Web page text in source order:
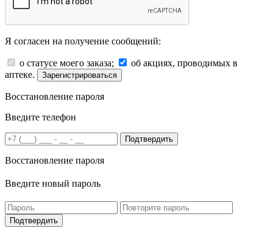
Я согласен на получение сообщений:
о статусе моего заказа;
об акциях, проводимых в
аптеке.
Зарегистрироваться
Восстановление пароля
Введите телефон
Подтвердить
Восстановление пароля
Введите новый пароль